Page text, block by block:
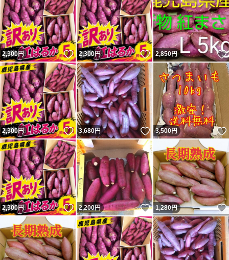
2,300円 いいね！
2,300円 いいね！
2,850円
2,300円 いいね！
3,680円 いいね！
3,500円
2,300円 いいね！
2,200円 いいね！
1,280円